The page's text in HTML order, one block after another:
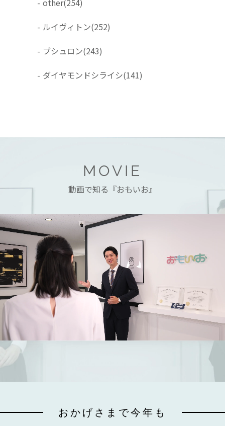
- ルイヴィトン(252)
- ブシュロン(243)
- ダイヤモンドシライシ(141)
MOVIE
動画で知る『おもいお』
おかげさまで今年も